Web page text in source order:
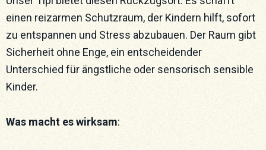
einen reizarmen Schutzraum, der Kindern hilft, sofort
zu entspannen und Stress abzubauen. Der Raum gibt
Sicherheit ohne Enge, ein entscheidender
Unterschied für ängstliche oder sensorisch sensible
Kinder.
Was macht es wirksam: